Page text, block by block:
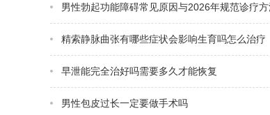
男性勃起功能障碍常见原因与2026年规范诊疗
精索静脉曲张有哪些症状会影响生育吗怎么治疗
早泄能完全治好吗需要多久才能恢复
男性包皮过长一定要做手术吗